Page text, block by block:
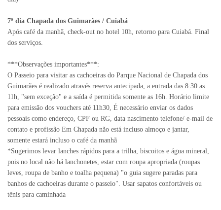
7º dia Chapada dos Guimarães / Cuiabá
Após café da manhã, check-out no hotel 10h, retorno para Cuiabá. Final
dos serviços.
***Observações importantes***:
O Passeio para visitar as cachoeiras do Parque Nacional de Chapada dos
Guimarães é realizado através reserva antecipada, a entrada das 8:30 as
11h, "sem exceção" e a saída é permitida somente as 16h. Horário limite
para emissão dos vouchers até 11h30, É necessário enviar os dados
pessoais como endereço, CPF ou RG, data nascimento telefone/ e-mail de
contato e profissão Em Chapada não está incluso almoço e jantar,
somente estará incluso o café da manhã
*Sugerimos levar lanches rápidos para a trilha, biscoitos e água mineral,
pois no local não há lanchonetes, estar com roupa apropriada (roupas
leves, roupa de banho e toalha pequena) "o guia sugere paradas para
banhos de cachoeiras durante o passeio". Usar sapatos confortáveis ou
tênis para caminhada